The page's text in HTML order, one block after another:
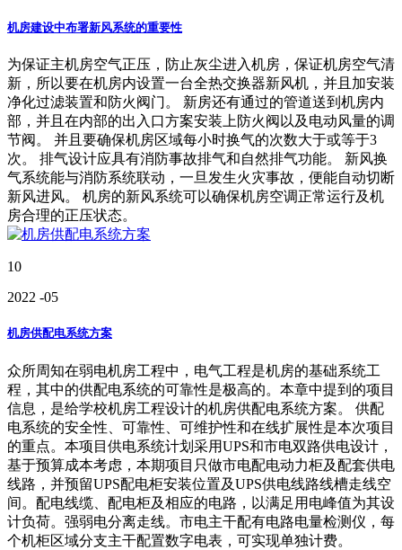
机房建设中布署新风系统的重要性
为保证主机房空气正压，防止灰尘进入机房，保证机房空气清
新，所以要在机房内设置一台全热交换器新风机，并且加安装
净化过滤装置和防火阀门。 新房还有通过的管道送到机房内
部，并且在内部的出入口方案安装上防火阀以及电动风量的调
节阀。 并且要确保机房区域每小时换气的次数大于或等于3
次。 排气设计应具有消防事故排气和自然排气功能。 新风换
气系统能与消防系统联动，一旦发生火灾事故，便能自动切断
新风进风。 机房的新风系统可以确保机房空调正常运行及机
房合理的正压状态。
10
2022 -05
机房供配电系统方案
众所周知在弱电机房工程中，电气工程是机房的基础系统工
程，其中的供配电系统的可靠性是极高的。本章中提到的项目
信息，是给学校机房工程设计的机房供配电系统方案。 供配
电系统的安全性、可靠性、可维护性和在线扩展性是本次项目
的重点。本项目供电系统计划采用UPS和市电双路供电设计，
基于预算成本考虑，本期项目只做市电配电动力柜及配套供电
线路，并预留UPS配电柜安装位置及UPS供电线路线槽走线空
间。配电线缆、配电柜及相应的电路，以满足用电峰值为其设
计负荷。强弱电分离走线。市电主干配有电路电量检测仪，每
个机柜区域分支主干配置数字电表，可实现单独计费。